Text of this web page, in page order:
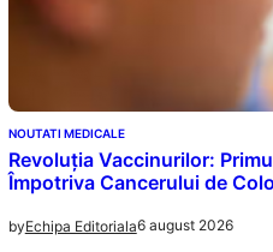
NOUTATI MEDICALE
Revoluția Vaccinurilor:
Împotriva Cancerului de
byEchipa Editoriala6 august 2026